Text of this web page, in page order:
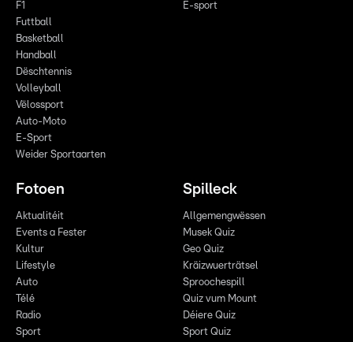
F1
Futtball
Basketball
Handball
Dëschtennis
Volleyball
Vëlossport
Auto-Moto
E-Sport
Weider Sportaarten
E-sport
Fotoen
Aktualitéit
Events a Fester
Kultur
Lifestyle
Auto
Télé
Radio
Sport
Spilleck
Allgemengwëssen
Musek Quiz
Geo Quiz
Kräizwuerträtsel
Sproochespill
Quiz vum Mount
Déiere Quiz
Sport Quiz